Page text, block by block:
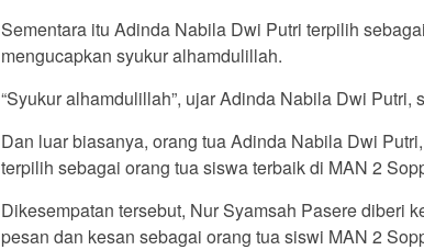
Sementara itu Adinda Nabila Dwi Putri terpilih
mengucapkan syukur alhamdulillah.
“Syukur alhamdulillah”, ujar Adinda Nabila Dwi Putri,
Dan luar biasanya, orang tua Adinda Nabila Dwi
terpilih sebagai orang tua siswa terbaik di MAN 2
Dikesempatan tersebut, Nur Syamsah Pasere diberi
pesan dan kesan sebagai orang tua siswi MAN 2